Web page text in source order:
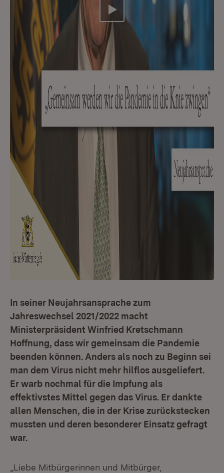
Video abspielen
In seiner Neujahrsansprache zum
Jahreswechsel 2021/2022 macht
Ministerpräsident Winfried Kretschmann
Hoffnung, dass wir gemeinsam die Pandemie
beenden können. Anders als noch zu Beginn sei
man dem Virus nicht mehr hilflos ausgeliefert.
Er warb nochmal für die Impfung als
effektivstes Mittel gegen das Virus. Er dankte
allen Menschen, die in der Krise zurückstecken
mussten und deren besonderer Einsatz gefragt
war.
„Liebe Mitbürgerinnen und Mitbürger,